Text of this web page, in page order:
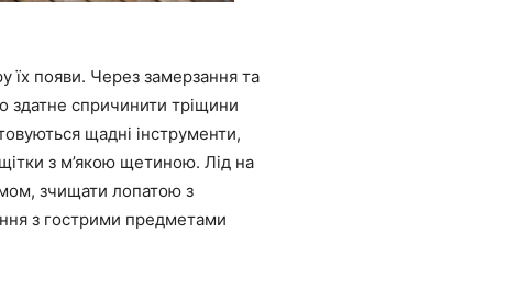
їх появи. Через замерзання та
здатне спричинити тріщини
щадні інструменти,
з м’якою щетиною. Лід на
зчищати лопатою з
з гострими предметами